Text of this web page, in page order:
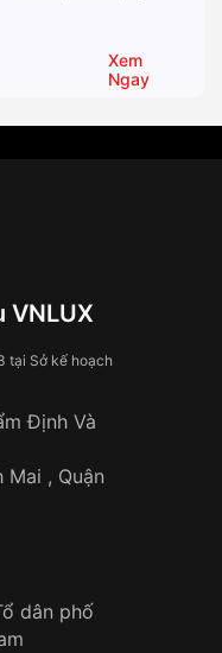
Xem
Ngay
VNLUX
tại Sở kế hoạch
Định Và
Mai , Quận
dân phố